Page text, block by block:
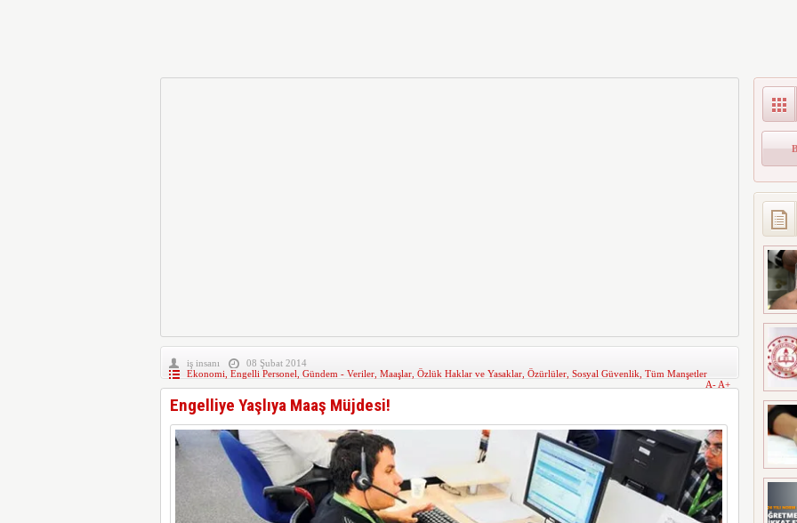
iş insanı
08 Şubat 2014
Ekonomi Engelli Personel Gündem - Veriler, Maaşlar, Özlük Haklar ve Yasaklar, Özürlüler, Sosyal Güvenlik Tüm Manşetler
A- A+
Engelliye Yaşlıya Maaş Müjdesi!